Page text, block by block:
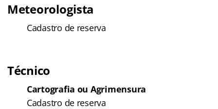
Meteorologista
Cadastro de reserva
Técnico
Cartografia ou Agrimensura
Cadastro de reserva